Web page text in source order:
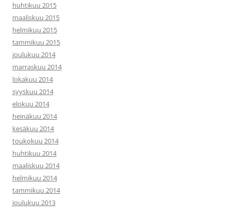
huhtikuu 2015
maaliskuu 2015
helmikuu 2015
tammikuu 2015
joulukuu 2014
marraskuu 2014
lokakuu 2014
syyskuu 2014
elokuu 2014
heinäkuu 2014
kesäkuu 2014
toukokuu 2014
huhtikuu 2014
maaliskuu 2014
helmikuu 2014
tammikuu 2014
joulukuu 2013